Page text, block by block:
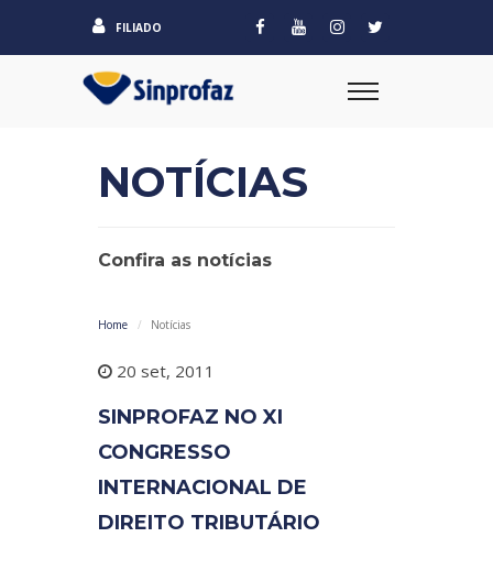
FILIADO
NOTÍCIAS
Confira as notícias
Home Notícias
20 set, 2011
SINPROFAZ NO XI
CONGRESSO
INTERNACIONAL DE
DIREITO TRIBUTÁRIO